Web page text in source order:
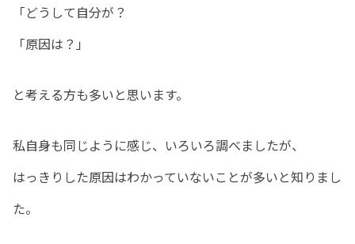
「どうして自分が？
「原因は？」
と考える方も多いと思います。
私自身も同じように感じ、いろいろ調べましたが、
はっきりした原因はわかっていないことが多いと知りまし
た。